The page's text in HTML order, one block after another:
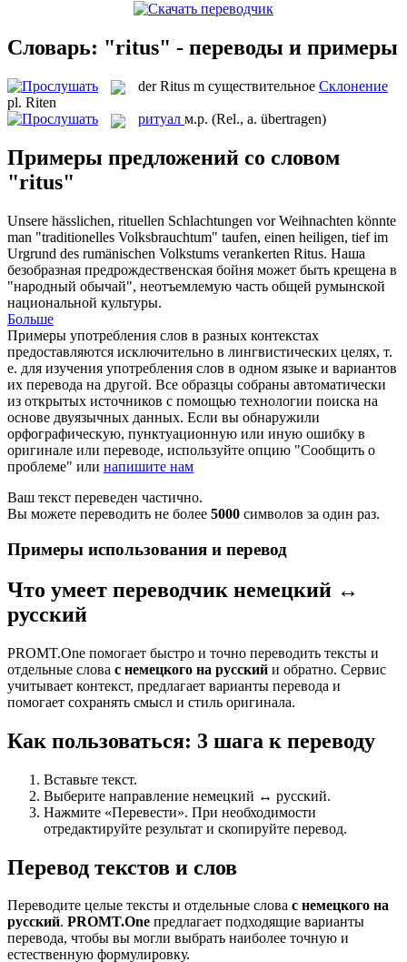
Словарь: "ritus" - переводы и примеры
derRitus m существительное Склонение
pl. Riten
ритуал м.р. (Rel., a. übertragen)
Примеры предложений со словом
"ritus"
Unsere hässlichen, rituellen Schlachtungen vor Weihnachten könnte
man "traditionelles Volksbrauchtum" taufen, einen heiligen, tief im
Urgrund des rumänischen Volkstums verankerten Ritus. Наша
безобразная предрождественская бойня может быть крещена в
"народный обычай", неотъемлемую часть общей румынской
национальной культуры.
Больше
Примеры употребления слов в разных контекстах
предоставляются исключительно в лингвистических целях, т.
е. для изучения употребления слов в одном языке и вариантов
их перевода на другой. Все образцы собраны автоматически
из открытых источников с помощью технологии поиска на
основе двуязычных данных. Если вы обнаружили
орфографическую, пунктуационную или иную ошибку в
оригинале или переводе, используйте опцию "Сообщить о
проблеме" или напишите нам
Ваш текст переведен частично.
Вы можете переводить не более 5000 символов за один раз.
Примеры использования и перевод
Что умеет переводчик немецкий ↔
русский
PROMT.One помогает быстро и точно переводить тексты и
отдельные слова с немецкого на русский и обратно. Сервис
учитывает контекст, предлагает варианты перевода и
помогает сохранять смысл и стиль оригинала.
Как пользоваться: 3 шага к переводу
Вставьте текст.
Выберите направление немецкий ↔ русский.
Нажмите «Перевести». При необходимости
отредактируйте результат и скопируйте перевод.
Перевод текстов и слов
Переводите целые тексты и отдельные слова с немецкого на
русский. PROMT.One предлагает подходящие варианты
перевода, чтобы вы могли выбрать наиболее точную и
естественную формулировку.